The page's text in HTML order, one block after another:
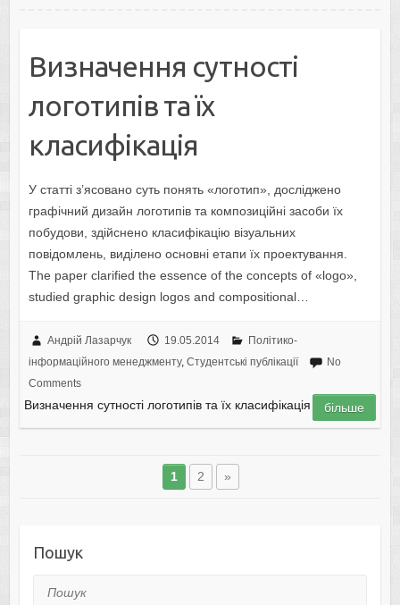
Визначення сутності
логотипів та їх
класифікація
У статті з’ясовано суть понять «логотип», досліджено
графічний дизайн логотипів та композиційні засоби їх
побудови, здійснено класифікацію візуальних
повідомлень, виділено основні етапи їх проектування.
The paper clarified the essence of the concepts of «logo»,
studied graphic design logos and compositional…
Андрій Лазарчук 19.05.2014
Політико-
інформаційного менеджменту, Студентські публікації
No
Comments
Визначення сутності логотипів та їх класифікація більше
1 2 »
Пошук
Пошук